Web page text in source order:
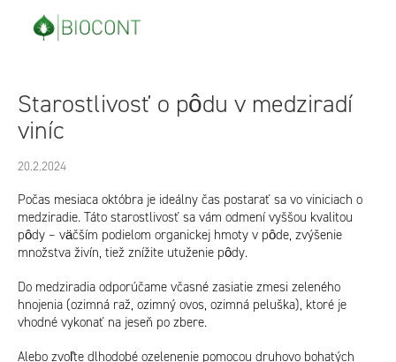
Starostlivosť o pôdu v medziradí
viníc
20.2.2024
Počas mesiaca októbra je ideálny čas postarať sa vo viniciach o
medziradie. Táto starostlivosť sa vám odmení vyššou kvalitou
pôdy – väčším podielom organickej hmoty v pôde, zvýšenie
množstva živín, tiež znížite utuženie pôdy.
Do medziradia odporúčame včasné zasiatie zmesi zeleného
hnojenia (ozimná raž, ozimný ovos, ozimná peluška), ktoré je
vhodné vykonať na jeseň po zbere.
Alebo zvoľte dlhodobé ozelenenie pomocou druhovo bohatých